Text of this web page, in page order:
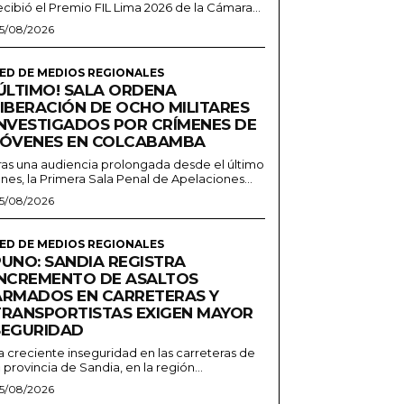
el Premio FIL Lima 2026 de la Cámara...
08/2026
DE MEDIOS REGIONALES
SALA ORDENA
DE OCHO MILITARES
POR CRÍMENES DE
EN COLCABAMBA
una audiencia prolongada desde el último
la Primera Sala Penal de Apelaciones...
08/2026
DE MEDIOS REGIONALES
SANDIA REGISTRA
DE ASALTOS
EN CARRETERAS Y
EXIGEN MAYOR
creciente inseguridad en las carreteras de
provincia de Sandia, en la región...
08/2026